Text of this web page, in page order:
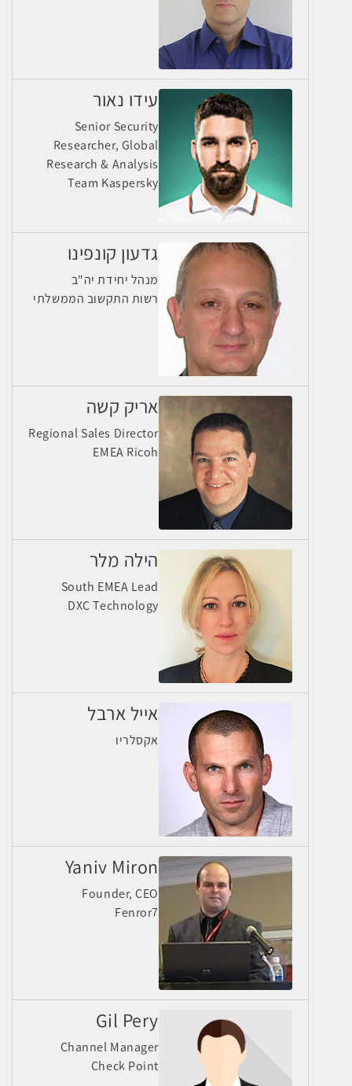
עידו נאור
Senior Security
Researcher, Global
Research & Analysis
Team Kaspersky
גדעון קונפינו
מנהל יחידת יה"ב
רשות התקשוב הממשלתי
אריק קשה
Regional Sales Director
EMEA Ricoh
הילה מלר
South EMEA Lead
DXC Technology
אייל ארבל
אקסלריו
Yaniv Miron
Founder, CEO
Fenror7
Gil Pery
Channel Manager
Check Point